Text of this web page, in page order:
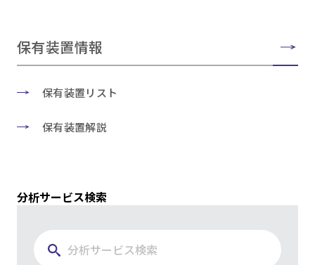
保有装置情報
保有装置リスト
保有装置解説
分析サービス検索